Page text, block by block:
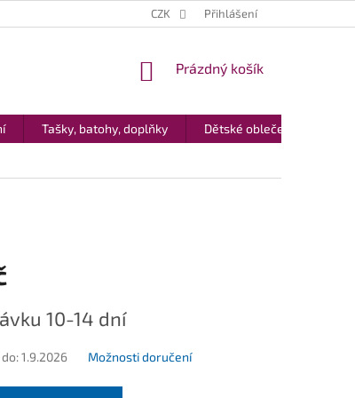
CZK Přihlášení
NÁKUPNÍ
Prázdný košík
Tašky, batohy, doplňky Dětské oblečení
10-14 dní
1.9.2026 Možnosti doručení